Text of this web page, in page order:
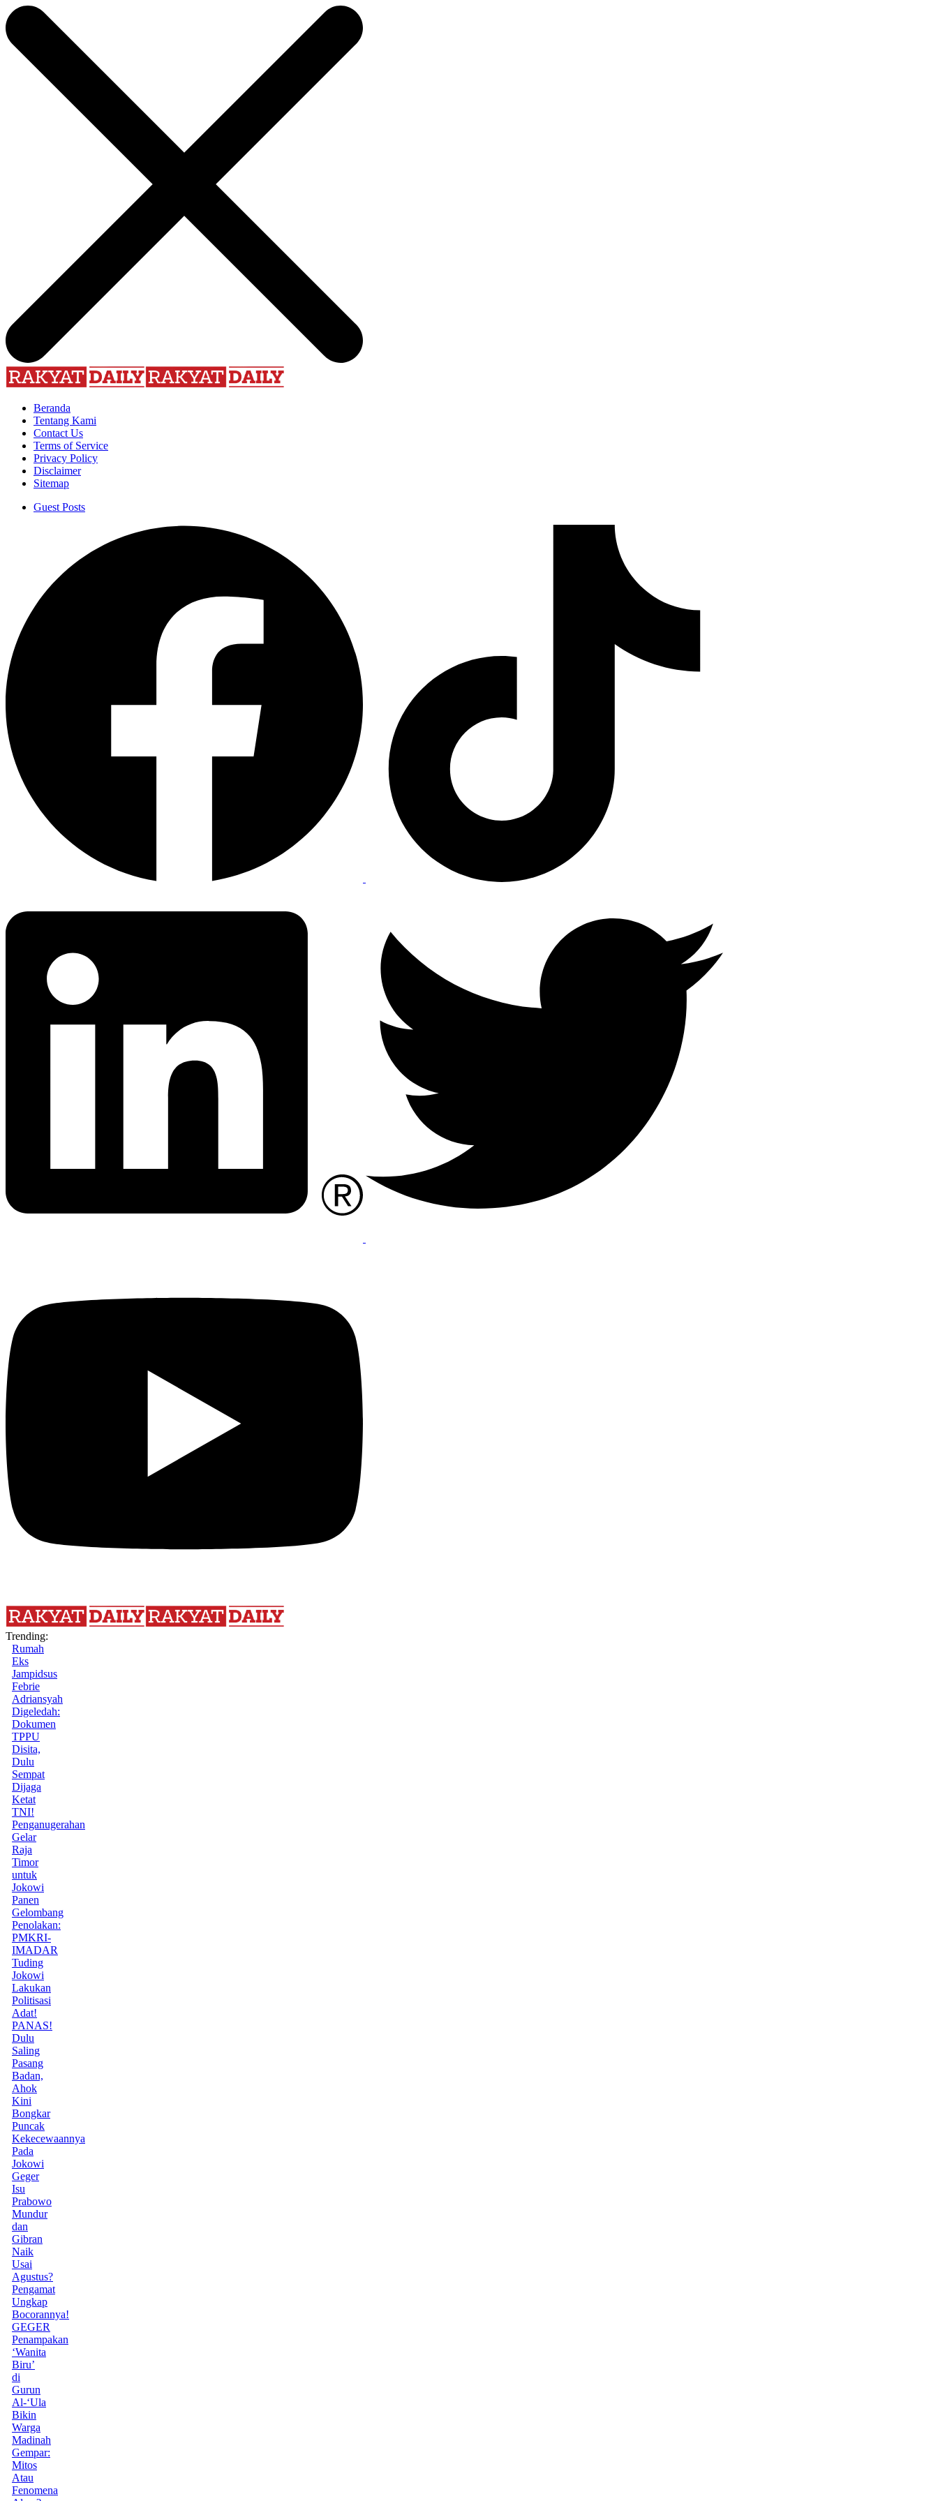
Beranda
Tentang Kami
Contact Us
Terms of Service
Privacy Policy
Disclaimer
Sitemap
Guest Posts
Trending:
Rumah
Eks
Jampidsus
Febrie
Adriansyah
Digeledah:
Dokumen
TPPU
Disita,
Dulu
Sempat
Dijaga
Ketat
TNI!
Penganugerahan
Gelar
Raja
Timor
untuk
Jokowi
Panen
Gelombang
Penolakan:
PMKRI-
IMADAR
Tuding
Jokowi
Lakukan
Politisasi
Adat!
PANAS!
Dulu
Saling
Pasang
Badan,
Ahok
Kini
Bongkar
Puncak
Kekecewaannya
Pada
Jokowi
Geger
Isu
Prabowo
Mundur
dan
Gibran
Naik
Usai
Agustus?
Pengamat
Ungkap
Bocorannya!
GEGER
Penampakan
‘Wanita
Biru’
di
Gurun
Al-‘Ula
Bikin
Warga
Madinah
Gempar:
Mitos
Atau
Fenomena